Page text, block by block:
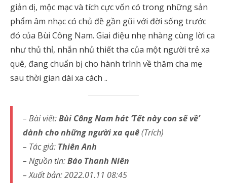
giản dị, mộc mạc và tích cực vốn có trong những sản
phẩm âm nhạc có chủ đề gần gũi với đời sống trước
đó của Bùi Công Nam. Giai điệu nhẹ nhàng cùng lời ca
như thủ thỉ, nhắn nhủ thiết tha của một người trẻ xa
quê, đang chuẩn bị cho hành trình về thăm cha mẹ
sau thời gian dài xa cách ..
– Bài viết:Bùi Công Nam hát ‘Tết này con sẽ về’
dành cho những người xa quê(Trích)
– Tác giả: Thiên Anh
– Nguồn tin:Báo Thanh Niên
– Xuất bản: 2022.01.11 08:45